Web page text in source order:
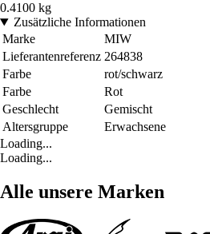
0.4100 kg
Zusätzliche Informationen
Marke
MIW
Lieferantenreferenz 264838
Farbe
rot/schwarz
Farbe
Rot
Geschlecht
Gemischt
Altersgruppe
Erwachsene
Loading...
Loading...
Alle unsere Marken